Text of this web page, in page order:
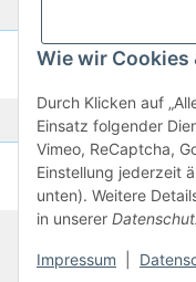
Wie wir Cookies
Durch Klicken auf
Einsatz folgender
Vimeo, ReCaptcha,
Einstellung jederzeit
unten). Weitere
in unserer
Impressum
©